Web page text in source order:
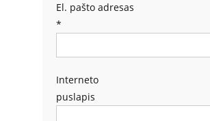
El. pašto adresas
*
Interneto
puslapis